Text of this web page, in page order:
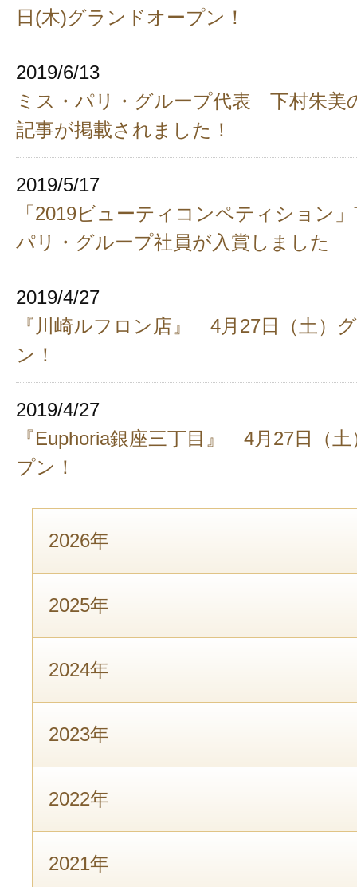
日(木)グランドオープン！
2019/6/13
ミス・パリ・グループ代表 下村朱美
記事が掲載されました！
2019/5/17
「2019ビューティコンペティション
パリ・グループ社員が入賞しました
2019/4/27
『川崎ルフロン店』 4月27日（土）
ン！
2019/4/27
『Euphoria銀座三丁目』 4月27日（
プン！
2026年
2025年
2024年
2023年
2022年
2021年